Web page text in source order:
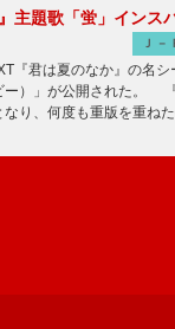
主題歌「蛍」インス
Ｊ－
『君は夏のなか』の名シ
ー）」が公開された。
り、何度も重版を重ね